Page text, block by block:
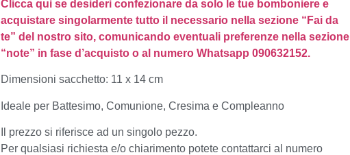
Clicca qui se desideri confezionare da solo le tue bomboniere e
acquistare singolarmente tutto il necessario nella sezione “Fai da
te” del nostro sito, comunicando eventuali preferenze nella sezione
“note” in fase d’acquisto o al numero Whatsapp 090632152.
Dimensioni sacchetto: 11 x 14 cm
Ideale per Battesimo, Comunione, Cresima e Compleanno
Il prezzo si riferisce ad un singolo pezzo.
Per qualsiasi richiesta e/o chiarimento potete contattarci al numero